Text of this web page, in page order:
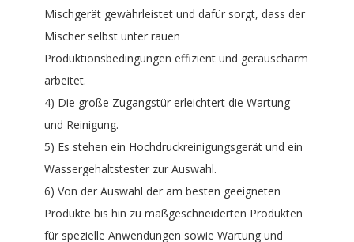
Mischgerät gewährleistet und dafür sorgt, dass der
Mischer selbst unter rauen
Produktionsbedingungen effizient und geräuscharm
arbeitet.
4) Die große Zugangstür erleichtert die Wartung
und Reinigung.
5) Es stehen ein Hochdruckreinigungsgerät und ein
Wassergehaltstester zur Auswahl.
6) Von der Auswahl der am besten geeigneten
Produkte bis hin zu maßgeschneiderten Produkten
für spezielle Anwendungen sowie Wartung und